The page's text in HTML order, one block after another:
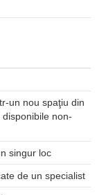
un nou spaţiu din
non-
singur loc
de un specialist